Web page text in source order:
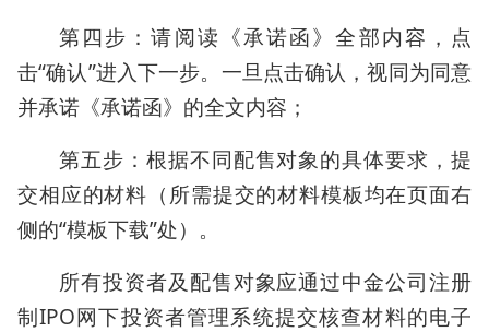
第四步：请阅读《承诺函》全部内容，点
击“确认”进入下一步。一旦点击确认，视同为同意
并承诺《承诺函》的全文内容；
第五步：根据不同配售对象的具体要求，提
交相应的材料（所需提交的材料模板均在页面右
侧的“模板下载”处）。
所有投资者及配售对象应通过中金公司注册
制IPO网下投资者管理系统提交核查材料的电子